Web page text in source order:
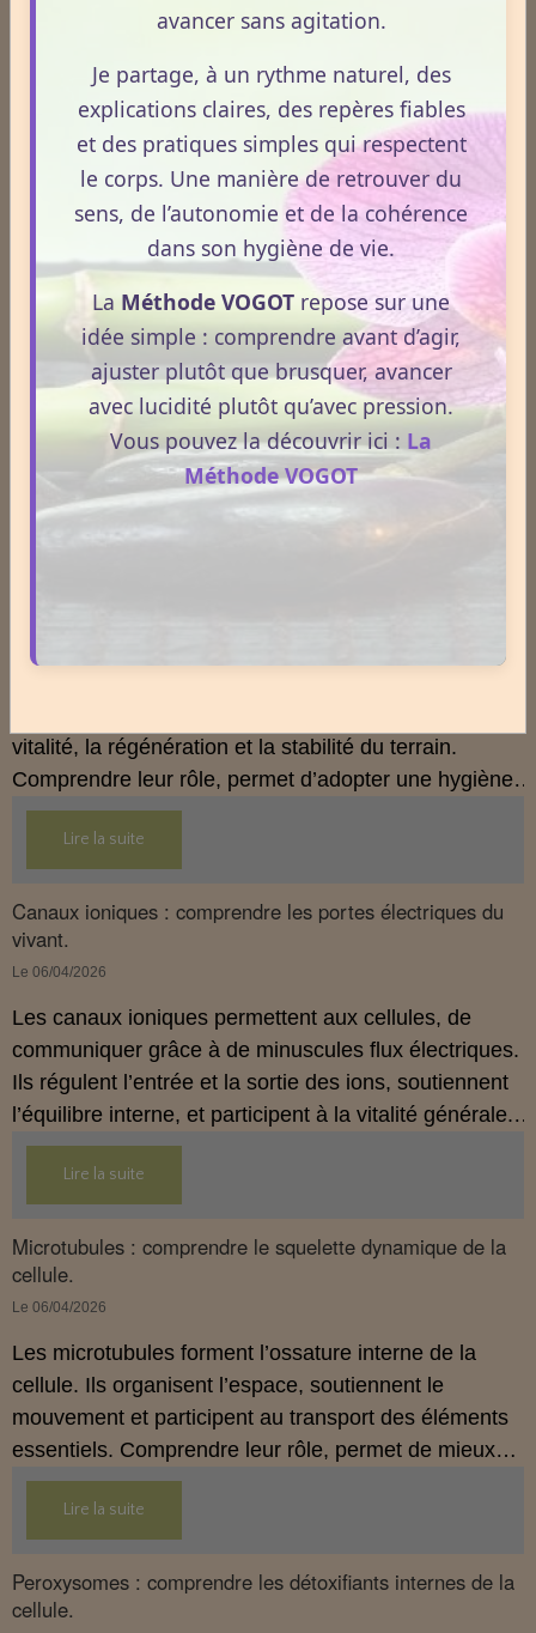
alimentation techniques
santé
consommer
prévention bien-être
digestion
naturopathie hygiénisme
nutrition
effets individu
Témoignages
Témoignages
Derniers billets
vitalité, la régénération et la stabilité du terrain.
Comprendre leur rôle, permet d’adopter une hygiène
de vie plus cohérente et plus préventive.
Lire la suite
Canaux ioniques : comprendre les portes électriques du
vivant.
Le 06/04/2026
Les canaux ioniques permettent aux cellules, de
communiquer grâce à de minuscules flux électriques.
Ils régulent l’entrée et la sortie des ions, soutiennent
l’équilibre interne, et participent à la vitalité générale.
Comprendre leur rôle, aide à mieux saisir
l’importance d’un terrain cellulaire stable.
Lire la suite
Microtubules : comprendre le squelette dynamique de la
cellule.
Le 06/04/2026
Les microtubules forment l’ossature interne de la
cellule. Ils organisent l’espace, soutiennent le
mouvement et participent au transport des éléments
essentiels. Comprendre leur rôle, permet de mieux
saisir l’importance d’un terrain cellulaire, stable et
cohérent.Lire la suite
Peroxysomes : comprendre les détoxifiants internes de la
cellule.
avancer sans agitation.
Je partage, à un rythme naturel, des
explications claires, des repères fiables
et des pratiques simples qui respectent
le corps. Une manière de retrouver du
sens, de l’autonomie et de la cohérence
dans son hygiène de vie.
La Méthode VOGOT repose sur une
idée simple : comprendre avant d’agir,
ajuster plutôt que brusquer, avancer
avec lucidité plutôt qu’avec pression.
Vous pouvez la découvrir ici : La
Méthode VOGOT